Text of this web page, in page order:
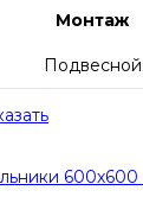
Монтаж
Подвесной